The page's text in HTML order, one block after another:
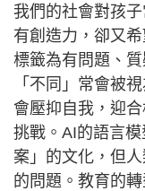
我們的社會對孩
有創造力，卻又
標籤為有問題、
「不同」常會被
會壓抑自我，迎
挑戰。AI的語言
案」的文化，但
的問題。教育的